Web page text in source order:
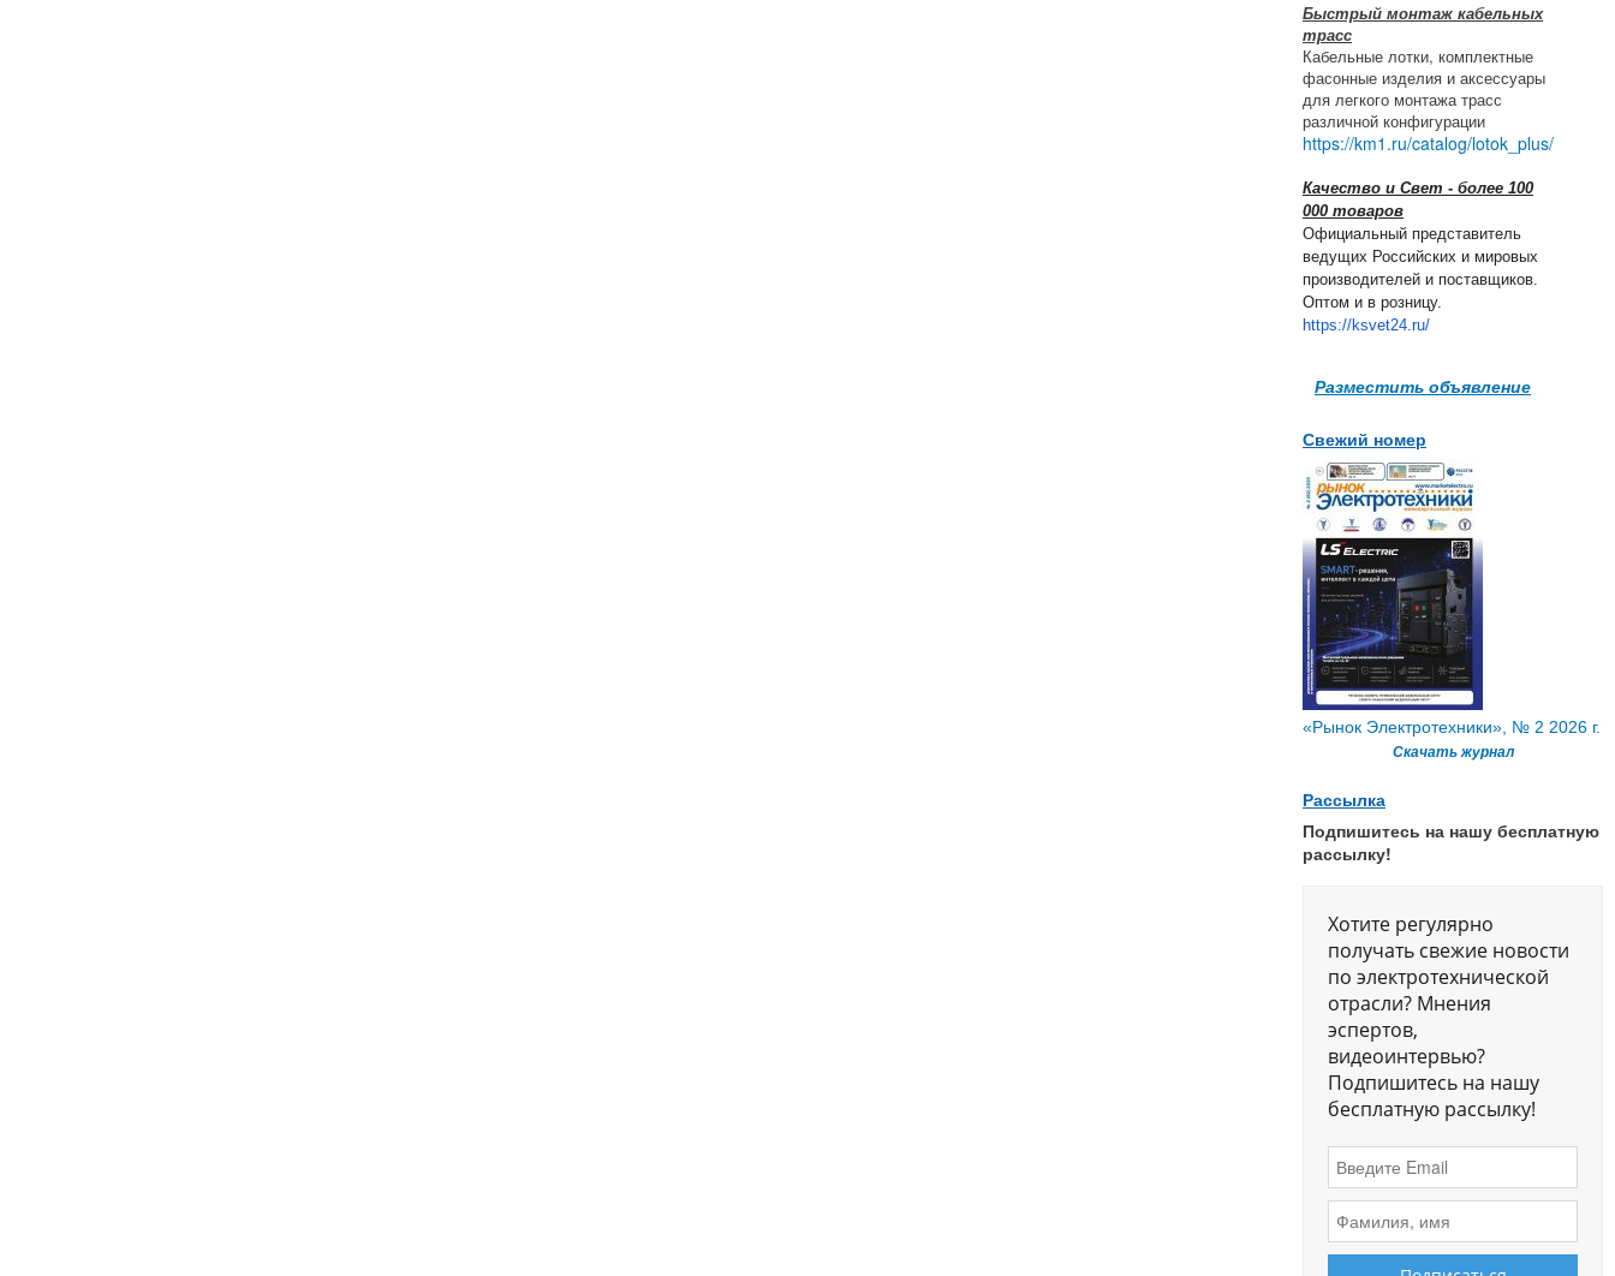
Быстрый монтаж кабельных
трасс
Кабельные лотки, комплектные
фасонные изделия и аксессуары
для легкого монтажа трасс
различной конфигурации
https://km1.ru/catalog/lotok_plus/
Качество и Свет - более 100
000 товаров
Официальный представитель
ведущих Российских и мировых
производителей и поставщиков.
Оптом и в розницу.
https://ksvet24.ru/
Разместить объявление
Свежий номер
«Рынок Электротехники», № 2 2026 г.
Скачать журнал
Рассылка
Подпишитесь на нашу бесплатную
рассылку!
Хотите регулярно
получать свежие новости
по электротехнической
отрасли? Мнения
эспертов,
видеоинтервью?
Подпишитесь на нашу
бесплатную рассылку!